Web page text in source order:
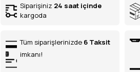
Siparişiniz 24 saat içinde
kargoda
Tüm siparişlerinizde 6 Taksit
imkanı!